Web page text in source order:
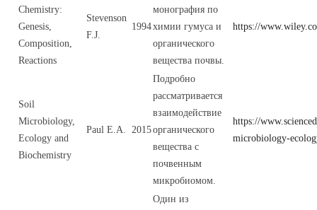
Chemistry:
Genesis,
Composition,
Reactions
Stevenson
F.J.
1994
монография по
химии гумуса и
органического
вещества почвы.
https://
Soil
Microbiology,
Ecology and
Biochemistry
Paul E.A. 2015
Подробно
рассматривается
взаимодействие
органического
вещества с
почвенным
микробиомом.
https://
microbiology-
Один из